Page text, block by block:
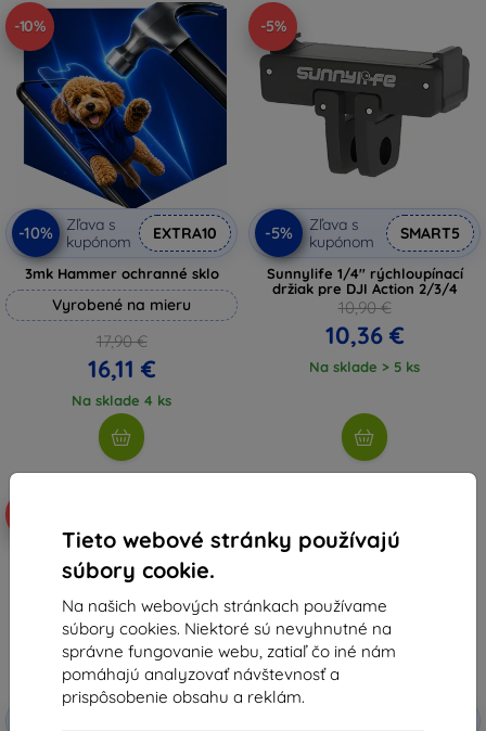
Tieto webové stránky používajú
súbory cookie.
Na našich webových stránkach používame
súbory cookies. Niektoré sú nevyhnutné na
správne fungovanie webu, zatiaľ čo iné nám
pomáhajú analyzovať návštevnosť a
prispôsobenie obsahu a reklám.
-10%
-10%
Zľava s
kupónom
EXTRA10
3mk Hammer ochranné sklo
Vyrobené na mieru
17,90 €
16,11 €
Na sklade 4 ks
-5%
-5%
Zľava s
kupónom
SMART5
Sunnylife 1/4'' rýchloupínací
držiak pre DJI Action 2/3/4
10,90 €
10,36 €
Na sklade > 5 ks
Zľava s